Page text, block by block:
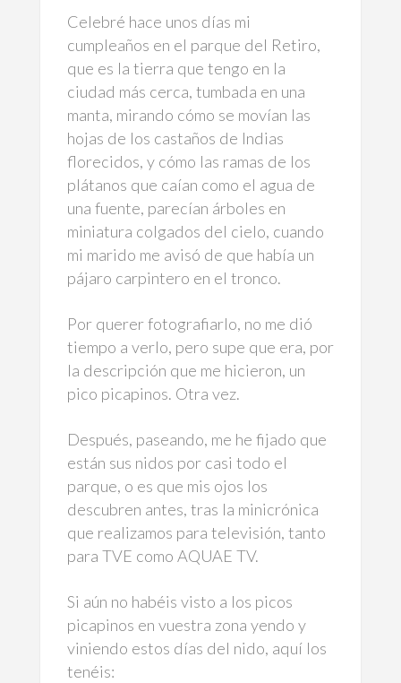
Celebré hace unos días mi
cumpleaños en el parque del Retiro,
que es la tierra que tengo en la
ciudad más cerca, tumbada en una
manta, mirando cómo se movían las
hojas de los castaños de Indias
florecidos, y cómo las ramas de los
plátanos que caían como el agua de
una fuente, parecían árboles en
miniatura colgados del cielo, cuando
mi marido me avisó de que había un
pájaro carpintero en el tronco.
Por querer fotografiarlo, no me dió
tiempo a verlo, pero supe que era, por
la descripción que me hicieron, un
pico picapinos. Otra vez.
Después, paseando, me he fijado que
están sus nidos por casi todo el
parque, o es que mis ojos los
descubren antes, tras la minicrónica
que realizamos para televisión, tanto
para TVE como AQUAE TV.
Si aún no habéis visto a los picos
picapinos en vuestra zona yendo y
viniendo estos días del nido, aquí los
tenéis: